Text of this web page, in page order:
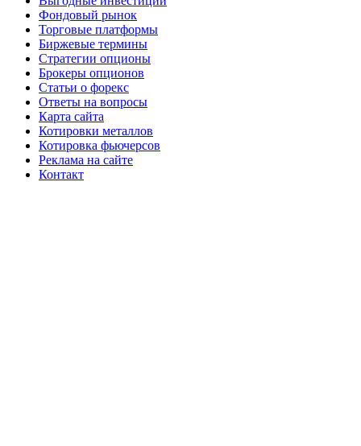
Фондовый рынок
Торговые платформы
Биржевые термины
Стратегии опционы
Брокеры опционов
Статьи о форекс
Ответы на вопросы
Карта сайта
Котировки металлов
Котировка фьючерсов
Реклама на сайте
Контакт